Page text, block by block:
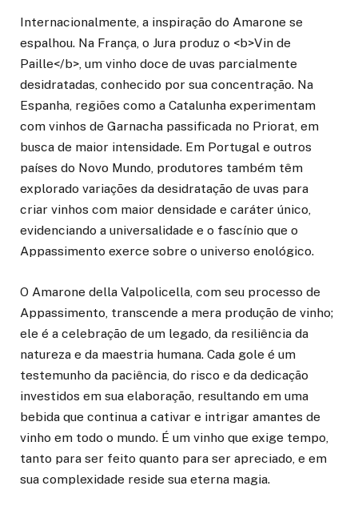
Internacionalmente, a inspiração do Amarone se
espalhou. Na França, o Jura produz o <b>Vin de
Paille</b>, um vinho doce de uvas parcialmente
desidratadas, conhecido por sua concentração. Na
Espanha, regiões como a Catalunha experimentam
com vinhos de Garnacha passificada no Priorat, em
busca de maior intensidade. Em Portugal e outros
países do Novo Mundo, produtores também têm
explorado variações da desidratação de uvas para
criar vinhos com maior densidade e caráter único,
evidenciando a universalidade e o fascínio que o
Appassimento exerce sobre o universo enológico.
O Amarone della Valpolicella, com seu processo de
Appassimento, transcende a mera produção de vinho;
ele é a celebração de um legado, da resiliência da
natureza e da maestria humana. Cada gole é um
testemunho da paciência, do risco e da dedicação
investidos em sua elaboração, resultando em uma
bebida que continua a cativar e intrigar amantes de
vinho em todo o mundo. É um vinho que exige tempo,
tanto para ser feito quanto para ser apreciado, e em
sua complexidade reside sua eterna magia.